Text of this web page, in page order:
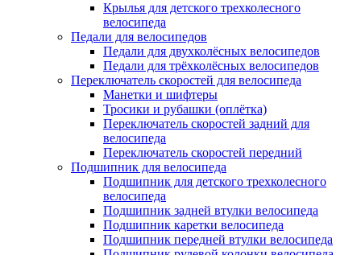
Крылья для детского трехколесного
велосипеда
Педали для велосипедов
Педали для двухколёсных велосипедов
Педали для трёхколёсных велосипедов
Переключатель скоростей для велосипеда
Манетки и шифтеры
Тросики и рубашки (оплётка)
Переключатель скоростей задний для
велосипеда
Переключатель скоростей передний
Подшипник для велосипеда
Подшипник для детского трехколесного
велосипеда
Подшипник задней втулки велосипеда
Подшипник каретки велосипеда
Подшипник передней втулки велосипеда